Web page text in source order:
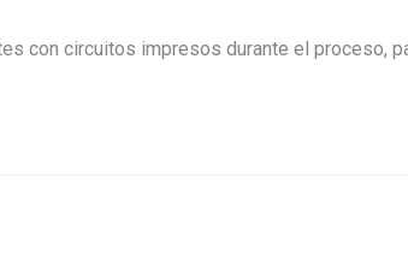
con circuitos impresos durante el proceso,